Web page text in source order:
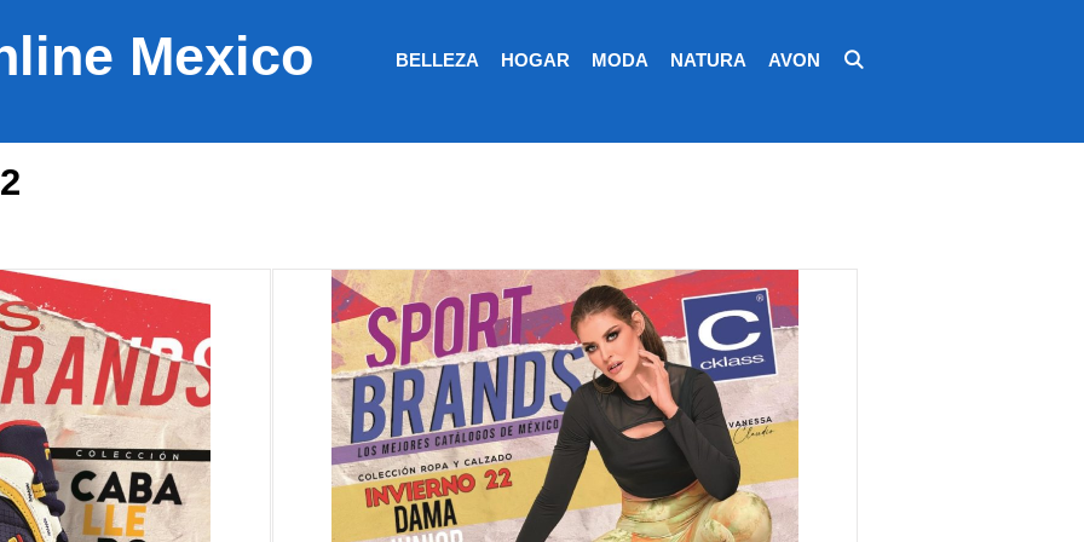
Mexico BELLEZA HOGAR MODA NATURA AVON